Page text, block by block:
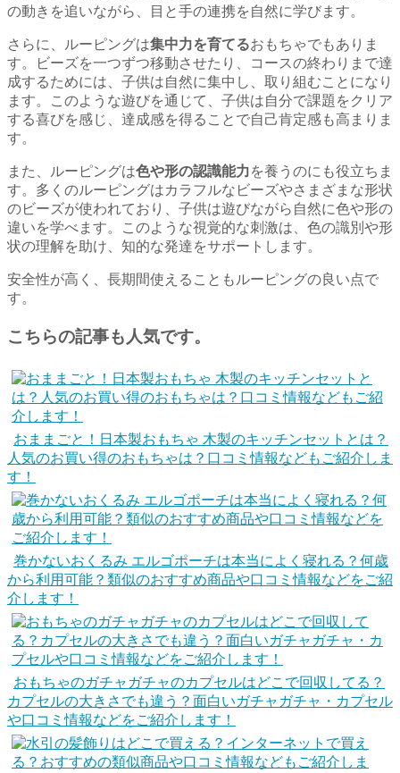
の動きを追いながら、目と手の連携を自然に学びます。
さらに、ルーピングは集中力を育てるおもちゃでもありま
す。ビーズを一つずつ移動させたり、コースの終わりまで達
成するためには、子供は自然に集中し、取り組むことになり
ます。このような遊びを通じて、子供は自分で課題をクリア
する喜びを感じ、達成感を得ることで自己肯定感も高まりま
す。
また、ルーピングは色や形の認識能力を養うのにも役立ちま
す。多くのルーピングはカラフルなビーズやさまざまな形状
のビーズが使われており、子供は遊びながら自然に色や形の
違いを学べます。このような視覚的な刺激は、色の識別や形
状の理解を助け、知的な発達をサポートします。
安全性が高く、長期間使えることもルーピングの良い点で
す。
こちらの記事も人気です。
おままごと！日本製おもちゃ 木製のキッチンセットとは？
人気のお買い得のおもちゃは？口コミ情報などもご紹介しま
す！
巻かないおくるみ エルゴポーチは本当によく寝れる？何歳
から利用可能？類似のおすすめ商品や口コミ情報などをご紹
介します！
おもちゃのガチャガチャのカプセルはどこで回収してる？
カプセルの大きさでも違う？面白いガチャガチャ・カプセル
や口コミ情報などをご紹介します！